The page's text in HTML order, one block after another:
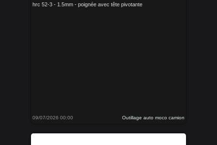
hrc 52-3 - 1.5mm - poignée avec tête pivotante
09/07/2026 00:00 Outillage auto moco camion